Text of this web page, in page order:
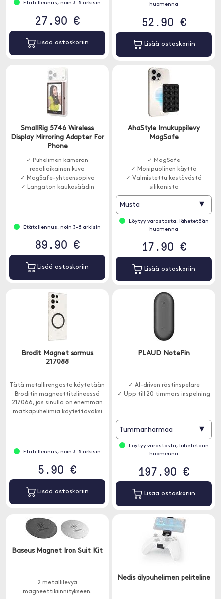
Etätallennus, noin 3-8 arkisin
27.90 €
Lisää ostoskoriin
huomenna
52.90 €
Lisää ostoskoriin
SmallRig 5746 Wireless
Display Mirroring Adapter For
Phone
✓ Puhelimen kameran
reaaliaikainen kuva
✓ MagSafe-yhteensopiva
✓ Langaton kaukosäädin
Etätallennus, noin 3-8 arkisin
89.90 €
Lisää ostoskoriin
AhaStyle Imukuppilevy
MagSafe
✓ MagSafe
✓ Monipuolinen käyttö
✓ Valmistettu kestävästä
silikonista
Musta ▾
Löytyy varastosta, lähetetään
huomenna
17.90 €
Lisää ostoskoriin
Brodit Magnet sormus
217088
Tätä metallirengasta käytetään
Broditin magneettitelineessä
217066, jos sinulla on enemmän
matkapuhelimia käytettäväksi
Etätallennus, noin 3-8 arkisin
5.90 €
Lisää ostoskoriin
PLAUD NotePin
✓ AI-driven röstinspelare
✓ Upp till 20 timmars inspelning
Tummanharmaa ▾
Löytyy varastosta, lähetetään
huomenna
197.90 €
Lisää ostoskoriin
Baseus Magnet Iron Suit Kit
2 metallilevyä
magneettikiinnitykseen.
Nedis älypuhelimen peliteline